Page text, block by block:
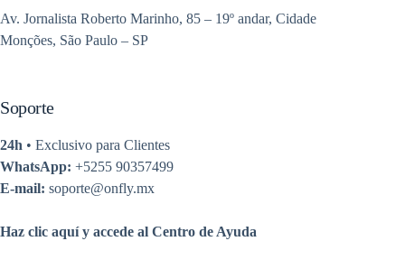
Av. Jornalista Roberto Marinho, 85 – 19º andar, Cidade
Monções, São Paulo – SP
Soporte
24h • Exclusivo para Clientes
WhatsApp: +5255 90357499
E-mail: soporte@onfly.mx
Haz clic aquí y accede al Centro de Ayuda